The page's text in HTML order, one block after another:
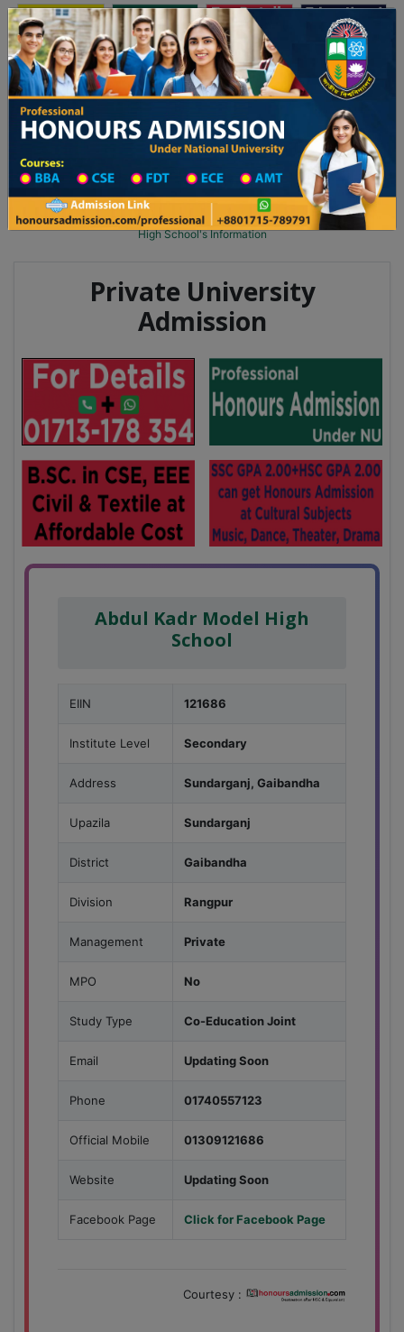
Toggle navigation অনার্স ভর্তি প্রফেশনাল অনার্স
Updates
২৬ শিক্ষাবর্ষের ১ম বর্ষের ভর্তি আবেদন বিজ্ঞপ্তি ঢাকা বিশ্ববিদ্যালয় ২০২৫-২৬ শিক্ষাবর্ষে
School Category
High School in Gaibandha Wise
High School List
High School's Information
Private University
Admission
Abdul Kadr Model High
School
EIIN 121686
Institute Level Secondary
Address Sundarganj, Gaibandha
Upazila Sundarganj
District Gaibandha
Division Rangpur
Management Private
MPO No
Study Type Co-Education Joint
Email Updating Soon
Phone 01740557123
Official Mobile 01309121686
Website Updating Soon
Facebook Page Click for Facebook Page
Courtesy :